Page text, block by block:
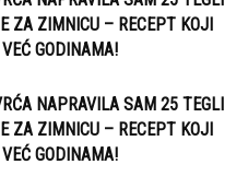
ZA ZIMNICU – RECEPT KOJI
GODINAMA!
NAPRAVILA SAM 25 TEGLI
ZA ZIMNICU – RECEPT KOJI
GODINAMA!